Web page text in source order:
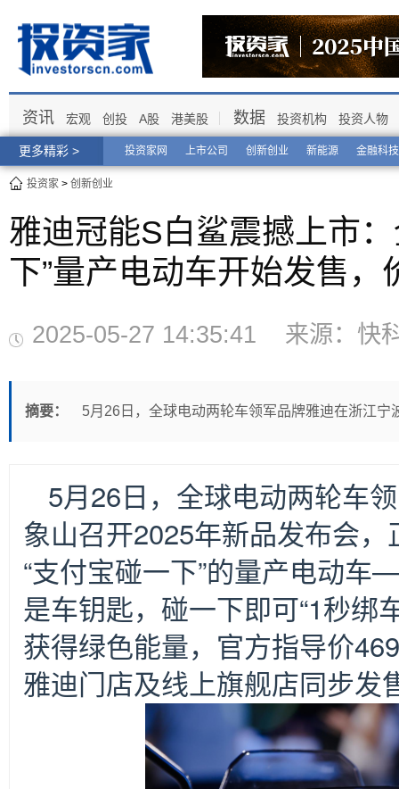
更多精彩 > 投资家网 上市公司 创新创业 新能源 金融科技
资讯 宏观 创投 A股 港美股 数据 投资机构 投资人物
投资家 > 创新创业
雅迪冠能S白鲨震撼上市
下”量产电动车开始发售，
2025-05-27 14:35:41 来源：
摘要： 5月26日，全球电动两轮车领军品牌雅迪在浙江宁
5月26日，全球电动两轮车
象山召开2025年新品发布会
“支付宝碰一下”的量产电动
是车钥匙，碰一下即可“1秒绑
获得绿色能量，官方指导价
雅迪门店及线上旗舰店同步发